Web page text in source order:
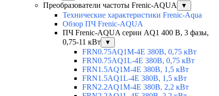
Преобразователи частоты Frenic-AQUA ▼
Технические характеристики Frenic-Aqua
Обзор ПЧ Frenic-AQUA
ПЧ Frenic-AQUA серии AQ1 400 В, 3 фазы,
0,75-11 кВт
▼
FRN0.75AQ1M-4E 380В, 0,75 кВт
FRN0.75AQ1L-4E 380В, 0,75 кВт
FRN1.5AQ1M-4E 380В, 1,5 кВт
FRN1.5AQ1L-4E 380В, 1,5 кВт
FRN2.2AQ1M-4E 380В, 2,2 кВт